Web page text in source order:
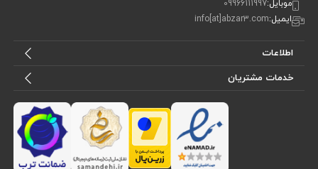
موبایل:09966111997
ایمیل:info[at]abzar3.com
اطلاعات
خدمات مشتریان